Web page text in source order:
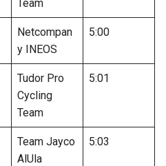
Team
Netcompan
y INEOS
5:00
Tudor Pro
Cycling
Team
5:01
Team Jayco
AlUla
5:03